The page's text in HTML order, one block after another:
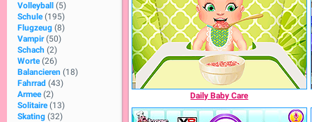
Volleyball
(5)
Schule (195)
Flugzeug (8)
Vampir (50)
Schach (2)
Worte (26)
Balancieren (18)
Fahrrad (43)
Armee (2)
Solitaire (13)
Skating (32)
Daily Baby Care